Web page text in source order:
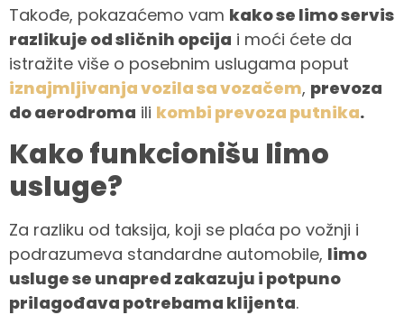
Takođe, pokazaćemo vam kako se limo servis
razlikuje od sličnih opcija i moći ćete da
istražite više o posebnim uslugama poput
iznajmljivanja vozila sa vozačem, prevoza
do aerodroma ili kombi prevoza putnika.
Kako funkcionišu limo
usluge?
Za razliku od taksija, koji se plaća po vožnji i
podrazumeva standardne automobile, limo
usluge se unapred zakazuju i potpuno
prilagođava potrebama klijenta.